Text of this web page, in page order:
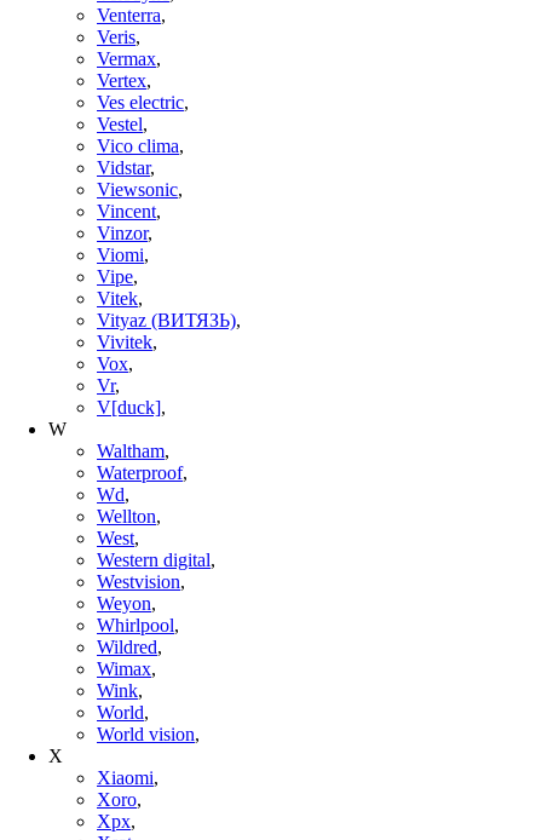
Venterra,
Veris,
Vermax,
Vertex,
Ves electric,
Vestel,
Vico clima,
Vidstar,
Viewsonic,
Vincent,
Vinzor,
Viomi,
Vipe,
Vitek,
Vityaz (ВИТЯЗЬ),
Vivitek,
Vox,
Vr,
V[duck],
W
Waltham,
Waterproof,
Wd,
Wellton,
West,
Western digital,
Westvision,
Weyon,
Whirlpool,
Wildred,
Wimax,
Wink,
World,
World vision,
X
Xiaomi,
Xoro,
Xpx,